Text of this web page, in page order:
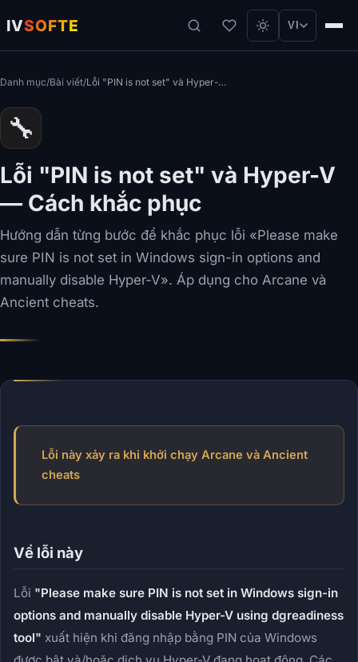
IVSOFTE VI
Danh mục/Bài viết/ Lỗi "PIN is not set" và Hyper-V — Cách khắc phục
🔧
Lỗi "PIN is not set" và Hyper-V
— Cách khắc phục
Hướng dẫn từng bước để khắc phục lỗi «Please make
sure PIN is not set in Windows sign-in options and
manually disable Hyper-V». Áp dụng cho Arcane và
Ancient cheats.
Lỗi này xảy ra khi khởi chạy Arcane và Ancient
cheats
Về lỗi này
Lỗi "Please make sure PIN is not set in Windows sign-in
options and manually disable Hyper-V using dgreadiness
tool" xuất hiện khi đăng nhập bằng PIN của Windows